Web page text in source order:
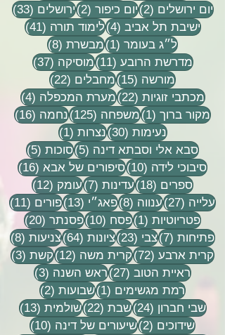
יום ירושלים (2) 2 פוסטיםיום כיפור (2) 2 פוסטיםירושלים (33)
33 פוסטים
ישיבת תל אביב (4) 4 פוסטיםלימוד תורה (41)
41 פוסטים
ל״ג בעומר (1) פוסט 1
מבשרת (8)
8 פוסטים
מדרשת הרובע (11) 11 פוסטים
מוסיקה (37)
37 פוסטים
מורשה (15) 15 פוסטים
מחבלים (22)
22 פוסטים
מכתבי זוגיות (22) 22 פוסטים
מערת המכפלה (4)
4 פוסטים
מקור ברוך (1) פוסט 1
משפחה (125) 125 פוסטים
נחמה (16)
16 פוסטים
נעימות (30) 30 פוסטים
נצרות (1)
פוסט 1
סבא אלי וסבתא דינה (5) 5 פוסטיםסוכות (5)
5 פוסטים
סיבוכי לידה (10) 10 פוסטים
סיפורים של אבא (16)
16 פוסטים
ספרים (18) 18 פוסטים
עדינות (7) 7 פוסטיםעומק (12)
12 פוסטים
עלייה (27) 27 פוסטים
ענווה (8) 8 פוסטיםפאג״י (13) 13 פוסטים
פורים (11)
11
פטריוטיות (1) פוסט 1
פסח (10) 10 פוסטים
פסנתר (20)
20 פוסטים
פתיחות (7) 7 פוסטיםצבי (23) 23 פוסטים
ציונות (64) 64 פוסטים
צניעות (8)
8 פוסטים
קרית ארבע (72) 72 פוסטים
קרית משה (12) 12 פוסטים
קשת (3)
3 פוסטים
ראיית הטוב (27) 27 פוסטים
ראש השנה (3)
3 פוסטים
רמת מגשימים (1) פוסט 1
שבועות (2)
2 פוסטים
שבי חברון (24) 24 פוסטים
שבת (22) 22 פוסטים
שולמית (13)
13 פוסטים
שידוכים (2) 2 פוסטיםשיעורים של דינה (10)
10 פוסטים